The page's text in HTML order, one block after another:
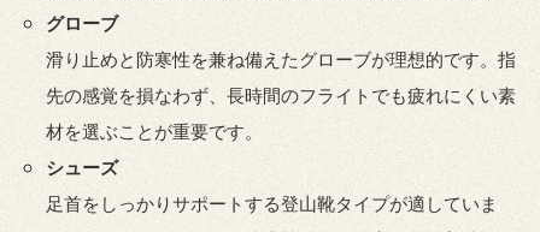
グローブ
滑り止めと防寒性を兼ね備えたグローブが理想的です。指
先の感覚を損なわず、長時間のフライトでも疲れにくい素
材を選ぶことが重要です。
シューズ
足首をしっかりサポートする登山靴タイプが適していま